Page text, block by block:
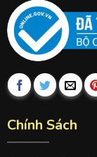
Chính Sách